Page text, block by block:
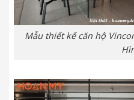
Mẫu thiết kế căn hộ